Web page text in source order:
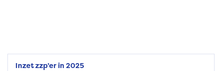
Inzet zzp'er in 2025